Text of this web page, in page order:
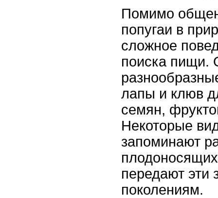
Помимо
попугаи в
сложное
поиска пищи.
лапы и клюв
семян,
Некоторые
запоминают
передают
поколениям.